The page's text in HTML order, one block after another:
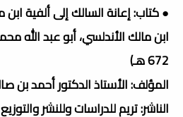
● كتاب: إعانة السالك إلى ألفية
ابن مالك الأندلسي، أبو عبد الله
672 هـ)
المؤلف: الأستاذ الدكتور أحمد بن
الناشر: تريم للدراسات وللنشر والتوزيع